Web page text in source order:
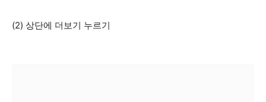
(2) 상단에 더보기 누르기